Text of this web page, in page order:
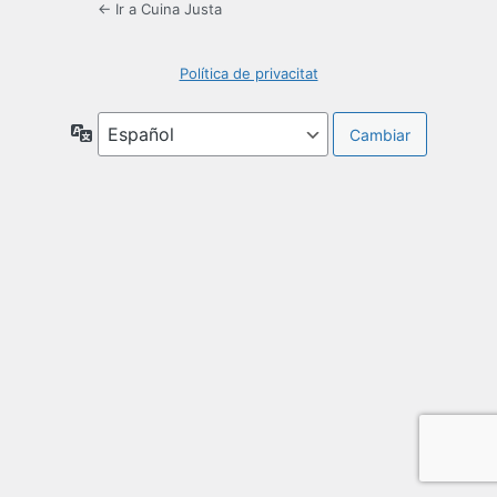
← Ir a Cuina Justa
Política de privacitat
Idioma